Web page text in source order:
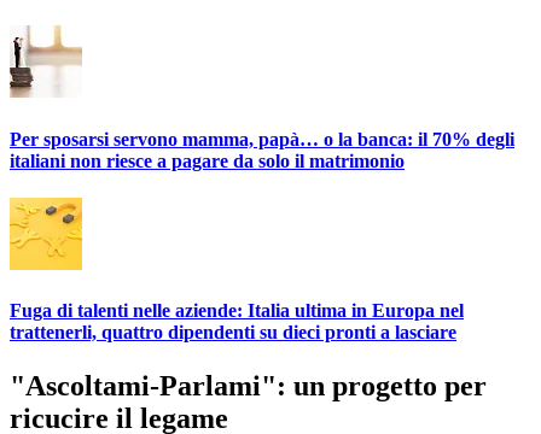
Per sposarsi servono mamma, papà… o la banca: il 70% degli
italiani non riesce a pagare da solo il matrimonio
Fuga di talenti nelle aziende: Italia ultima in Europa nel
trattenerli, quattro dipendenti su dieci pronti a lasciare
"Ascoltami-Parlami": un progetto per
ricucire il legame